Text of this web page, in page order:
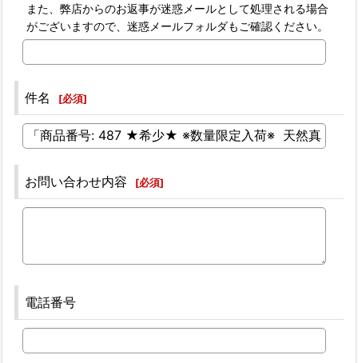
また、弊店からのお返事が迷惑メールとして処理される場合
がございますので、迷惑メールフォルダもご確認ください。
件名 [必須]
お問い合わせ内容 [必須]
電話番号